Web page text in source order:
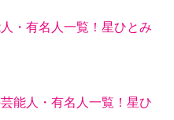
・有名人一覧！星ひとみ
能人・有名人一覧！星ひ